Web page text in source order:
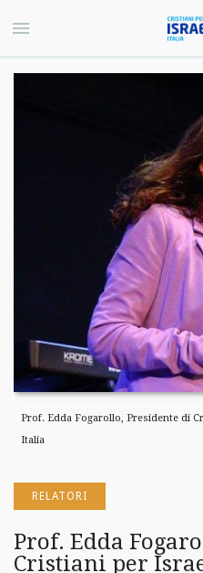
Prof. Edda Fogarollo, Presidente di
Italia
RELATORI
Prof. Edda
Cristiani per